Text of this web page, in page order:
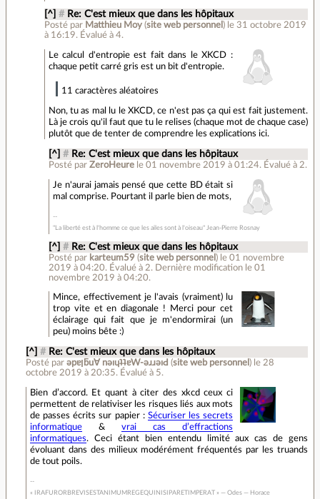
[^] # Re: C'est mieux que dans les hôpitaux
Posté par Matthieu Moy(site web personnel ) le 31 octobre 2019
à 16:19. Évalué à 4.
Le calcul d'entropie est fait dans le XKCD :
chaque petit carré gris est un bit d'entropie.
11 caractères aléatoires
Non, tu as mal lu le XKCD, ce n'est pas ça qui est fait justement.
Là je crois qu'il faut que tu le relises (chaque mot de chaque case)
plutôt que de tenter de comprendre les explications ici.
[^] # Re: C'est mieux que dans les hôpitaux
Posté parZeroHeure le 01 novembre 2019 à 01:24. Évalué à 2.
Je n'aurai jamais pensé que cette BD était si
mal comprise. Pourtant il parle bien de mots,
"La liberté est à l'homme ce que les ailes sont à l'oiseau" Jean-Pierre Rosnay
[^] # Re: C'est mieux que dans les hôpitaux
Posté par karteum59 (site web personnel ) le 01 novembre
2019 à 04:20. Évalué à 2. Dernière modification le 01
novembre 2019 à 04:20.
Mince, effectivement je l'avais (vraiment) lu
trop vite et en diagonale ! Merci pour cet
éclairage qui fait que je m'endormirai (un
peu) moins bête :)
[^] # Re: C'est mieux que dans les hôpitaux
Posté par ǝpɐןƃu∀ nǝıɥʇʇɐW-ǝɹɹǝıԀ (site web personnel ) le 28
octobre 2019 à 20:35. Évalué à 5.
Bien d’accord. Et quant à citer des xkcd ceux ci
permettent de relativiser les risques liés aux mots
de passes écrits sur papier : Sécuriser les secrets
informatique &vrai cas d’effractions
informatiques. Ceci étant bien entendu limité aux cas de gens
évoluant dans des milieux modérément fréquentés par les truands
de tout poils.
« IRAFURORBREVISESTANIMUMREGEQUINISIPARETIMPERAT » — Odes — Horace